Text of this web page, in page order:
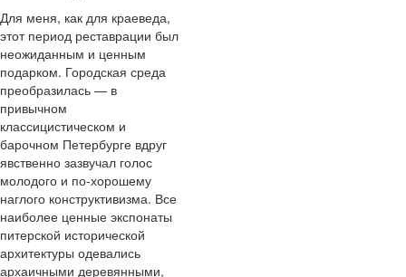
Для меня, как для краеведа,
этот период реставрации был
неожиданным и ценным
подарком. Городская среда
преобразилась — в
привычном
классицистическом и
барочном Петербурге вдруг
явственно зазвучал голос
молодого и по-хорошему
наглого конструктивизма. Все
наиболее ценные экспонаты
питерской исторической
архитектуры одевались
архаичными деревянными,